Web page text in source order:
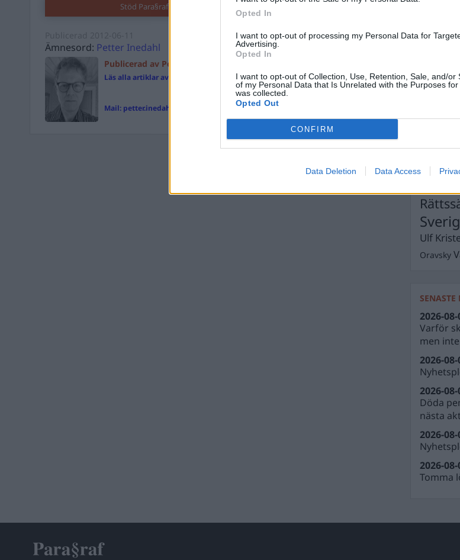
Opted In
I want to opt-out of processing my Personal Data for
Advertising.
Opted In
I want to opt-out of Collection, Use, Retention, Sale, and/or
of my Personal Data that Is Unrelated with the Purposes
was collected.
Opted Out
CONFIRM
Data Deletion Data Access
Stöd Para§raf – magasinet som hatas av högertrollen
Ämnesord: Petter Inedahl
Publicerad av Petter Inedahl
Läs alla artiklar av Petter Inedahl
Mail: petter.inedahl@magasinetparagraf.se
Jimmie
Lagar
Silventoinen
Ulf
Oravsky
SENASTE
Varför
men
2026-
2026-
Döda
nästa
2026-
2026-
Tomma
2026-